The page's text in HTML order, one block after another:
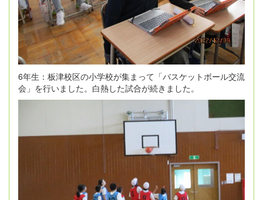
6年生：板津校区の小学校が集まって「バスケットボール交流
会」を行いました。白熱した試合が続きました。